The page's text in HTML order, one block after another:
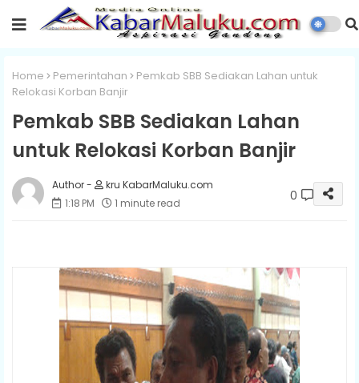
Home Pemerintahan
Pemkab SBB Sediakan Lahan untuk
Relokasi Korban Banjir
Pemkab SBB Sediakan Lahan
untuk Relokasi Korban Banjir
kru KabarMaluku.com
1:18 PM
1 minute read 0